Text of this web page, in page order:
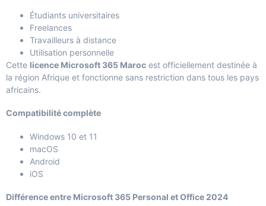
Étudiants universitaires
Freelances
Travailleurs à distance
Utilisation personnelle
Cette licence Microsoft 365 Maroc est officiellement destinée à
la région Afrique et fonctionne sans restriction dans tous les pays
africains.
Compatibilité complète
Windows 10 et 11
macOS
Android
iOS
Différence entre Microsoft 365 Personal et Office 2024